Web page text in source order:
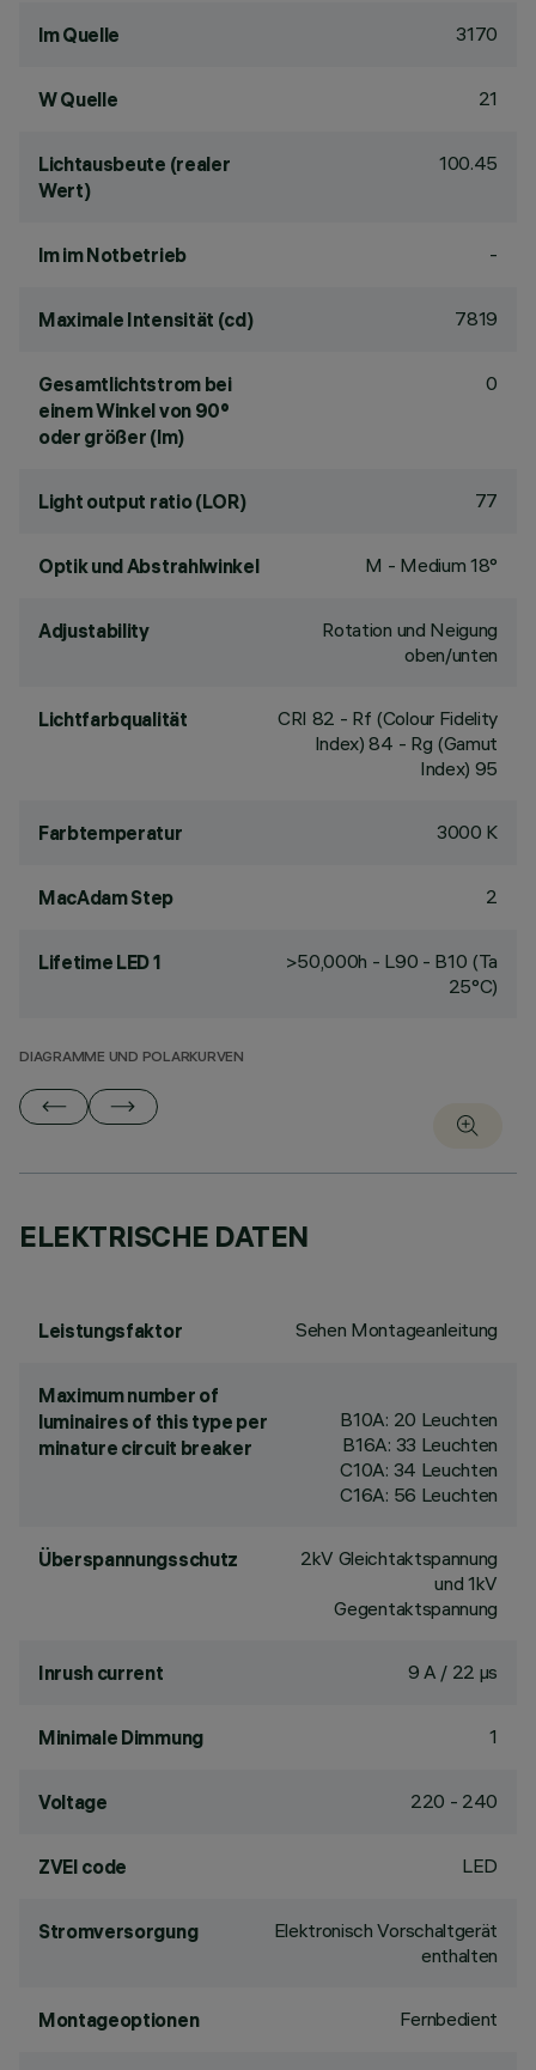
lm Quelle 3170
W Quelle 21
Lichtausbeute (realer
Wert)
100.45
lm im Notbetrieb -
Maximale Intensität (cd) 7819
Gesamtlichtstrom bei
einem Winkel von 90°
oder größer (lm)
0
Light output ratio (LOR) 77
Optik und Abstrahlwinkel M - Medium 18°
Adjustability
Rotation und Neigung
oben/unten
Lichtfarbqualität CRI 82 - Rf (Colour Fidelity
Index) 84 - Rg (Gamut
Index) 95
Farbtemperatur 3000 K
MacAdam Step 2
Lifetime LED 1
>50,000h - L90 - B10 (Ta
25°C)
DIAGRAMME UND POLARKURVEN
ELEKTRISCHE DATEN
Leistungsfaktor Sehen Montageanleitung
Maximum number of
luminaires of this type per
minature circuit breaker
B10A: 20 Leuchten
B16A: 33 Leuchten
C10A: 34 Leuchten
C16A: 56 Leuchten
Überspannungsschutz
2kV Gleichtaktspannung
und 1kV
Gegentaktspannung
Inrush current 9 A / 22 µs
Minimale Dimmung 1
Voltage 220 - 240
ZVEI code LED
Stromversorgung
Elektronisch Vorschaltgerät
enthalten
Montageoptionen Fernbedient